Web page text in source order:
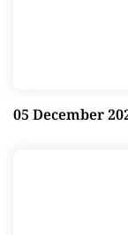
05 December